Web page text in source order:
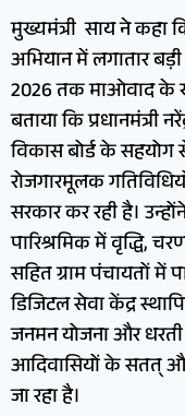
मुख्यमंत्री साय ने कहा
अभियान में लगातार
2026 तक माओवाद के
बताया कि प्रधानमंत्री
विकास बोर्ड के
रोजगारमूलक
सरकार कर रही है।
पारिश्रमिक में वृद्धि,
सहित ग्राम पंचायतों में
डिजिटल सेवा केंद्र
जनमन योजना और
आदिवासियों के सतत्
जा रहा है।